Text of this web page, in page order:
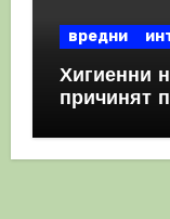
вредни
Хигиенни
причинят